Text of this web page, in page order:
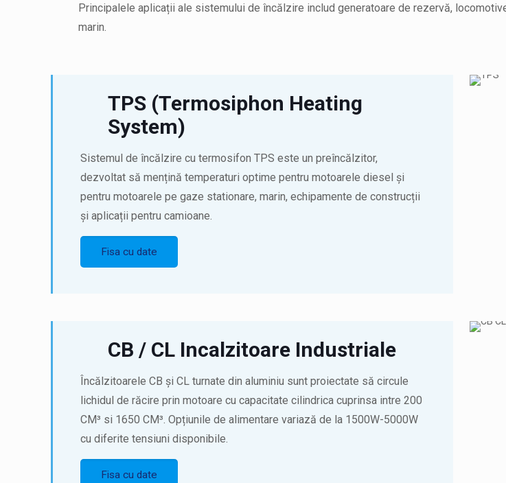
Principalele aplicații ale sistemului de încălzire includ generatoare de rezervă,
marin.
TPS (Termosiphon Heating
System)
Sistemul de încălzire cu termosifon TPS este un preîncălzitor,
dezvoltat să mențină temperaturi optime pentru motoarele diesel și
pentru motoarele pe gaze stationare, marin, echipamente de construcții
și aplicații pentru camioane.
Fisa cu date
CB / CL Incalzitoare Industriale
Încălzitoarele CB și CL turnate din aluminiu sunt proiectate să circule
lichidul de răcire prin motoare cu capacitate cilindrica cuprinsa intre 200
CM³ si 1650 CM³. Opțiunile de alimentare variază de la 1500W-5000W
cu diferite tensiuni disponibile.
Fisa cu date